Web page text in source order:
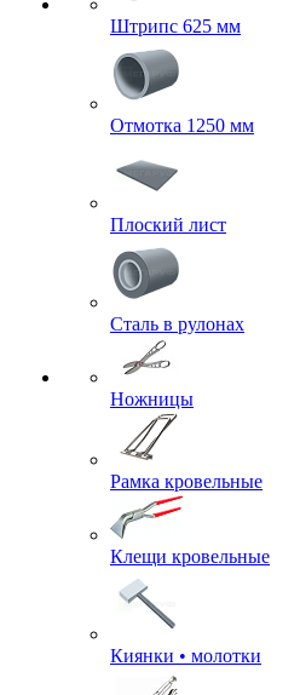
Штрипс 625 мм
Отмотка 1250 мм
Плоский лист
Сталь в рулонах
Ножницы
Рамка кровельные
Клещи кровельные
Киянки • молотки